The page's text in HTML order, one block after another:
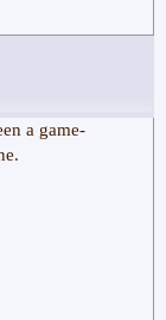
a game-